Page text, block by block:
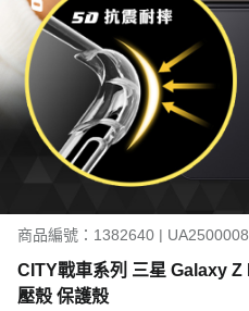
商品編號：1382640 |
CITY戰車系列 三星 Galaxy
壓殼 保護殼